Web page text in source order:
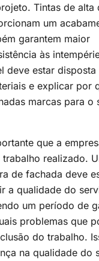
Tintas de alta
um
garantem maior
às
deve estar
e explicar por
marcas para o
que a
realizado.
de fachada deve
a qualidade do
um período de
problemas que
do trabalho.
na qualidade do